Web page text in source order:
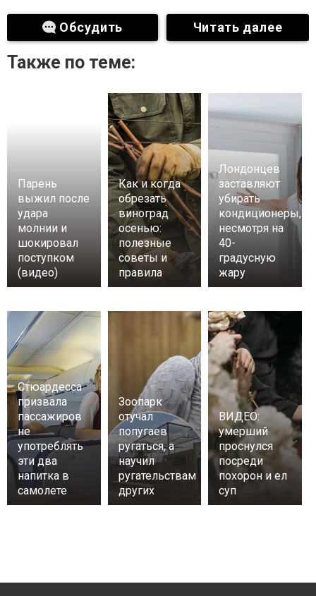
Обсудить Читать далее
Также по теме:
Парень
выжил после
удара
молнии и
шокировал
поступком
(видео)
Как и когда
обрезать
виноград
осенью:
полезные
советы и
правила
Лондонцев
заставляют
убирать
кондиционеры,
несмотря на
40-
градусную
жару
Стюардесса
призвала
пассажиров
не
употреблять
эти два
напитка в
самолете
Зоопарк
отучал
попугаев
ругаться, а
научил
ругательствам
других
ВИДЕО:
умерший
проснулся
посреди
похорон и ел
суп